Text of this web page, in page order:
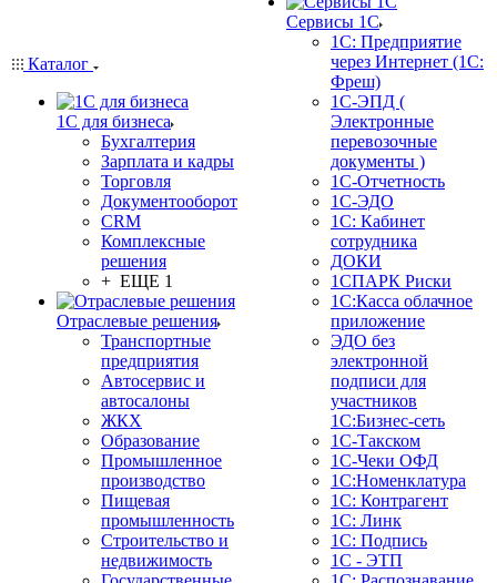
Каталог
1С для бизнеса
Бухгалтерия
Зарплата и кадры
Торговля
Документооборот
CRM
Комплексные
решения
+ ЕЩЕ 1
Отраслевые решения
Транспортные
предприятия
Автосервис и
автосалоны
ЖКХ
Образование
Промышленное
производство
Пищевая
промышленность
Строительство и
недвижимость
Сервисы 1С
1С: Предприятие
через Интернет (1С:
Фреш)
1С-ЭПД (
Электронные
перевозочные
документы )
1С-Отчетность
1С-ЭДО
1С: Кабинет
сотрудника
ДОКИ
1СПАРК Риски
1С:Касса облачное
приложение
ЭДО без
электронной
подписи для
участников
1С:Бизнес-сеть
1С-Такском
1С-Чеки ОФД
1С:Номенклатура
1С: Контрагент
1С: Линк
1С: Подпись
1С - ЭТП